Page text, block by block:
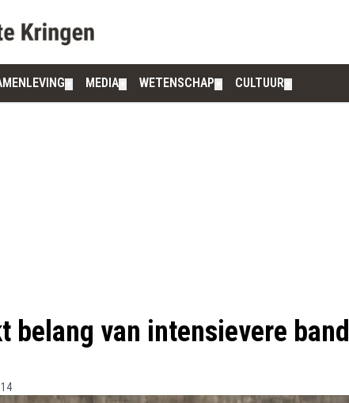
MEDIA WETENSCHAP CULTUUR
belang van intensievere band